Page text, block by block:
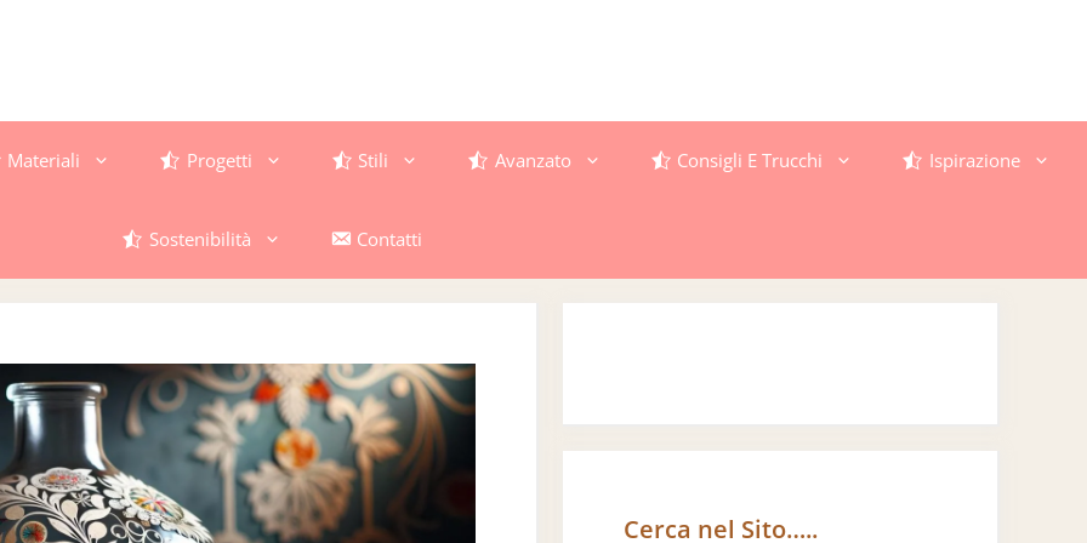
Materiali Progetti Stili Avanzato Consigli E Trucchi Ispirazione
Sostenibilità Contatti
Cerca nel Sito…..